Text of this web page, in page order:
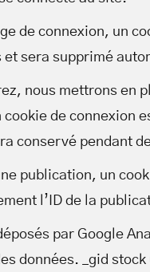
de connexion, un
et sera supprimé
nous mettrons en
de connexion
conservé pendant
publication, un
l’ID de la
par Google
données. _gid